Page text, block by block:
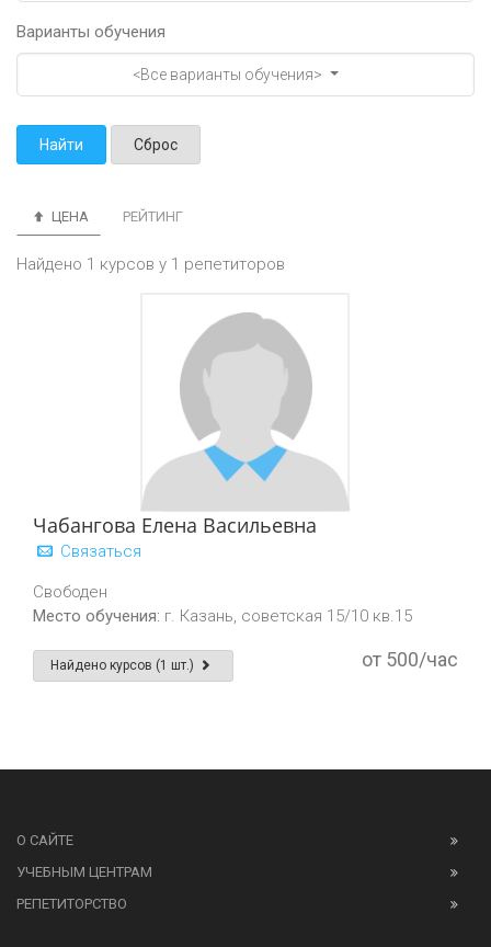
Варианты обучения
<Все варианты обучения>
Найти Сброс
ЦЕНА РЕЙТИНГ
Найдено 1 курсов у 1 репетиторов
Чабангова Елена Васильевна
Связаться
Свободен
Место обучения: г. Казань, советская 15/10 кв.15
Найдено курсов (1 шт.) от 500/час
О САЙТЕ
УЧЕБНЫМ ЦЕНТРАМ
РЕПЕТИТОРСТВО